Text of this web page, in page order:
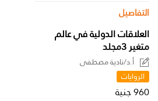
التفاصيل
العلاقات الدولية في عالم
متغير 3مجلد
أ.د/نادية مصطفى
الروايات
960 جنية